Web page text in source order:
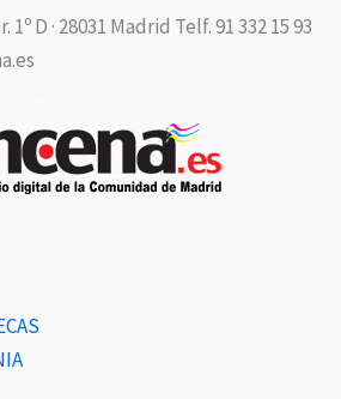
D · 28031 Madrid Telf. 91 332 15 93